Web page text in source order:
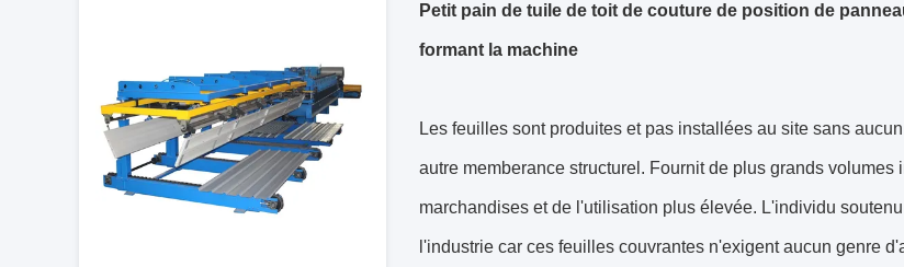
Petit pain de tuile de toit de couture de position de
formant la machine
Les feuilles sont produites et pas installées au site sans
autre memberance structurel. Fournit de plus grands
marchandises et de l'utilisation plus élevée. L'individu
l'industrie car ces feuilles couvrantes n'exigent aucun genre